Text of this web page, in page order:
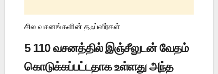
சில வசனங்களின் தஃப்ஸீர்கள்
5 110 வசனத்தில் இஞ்சீலுடன் வேதம்
கொடுக்கப்பட்டதாக உள்ளது அந்த